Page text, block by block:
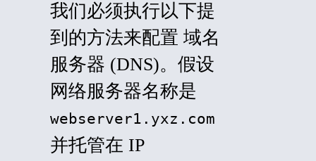
我们必须执行以下提
到的方法来配置 域名
服务器 (DNS)。假设
网络服务器名称是
webserver1.yxz.com
并托管在 IP